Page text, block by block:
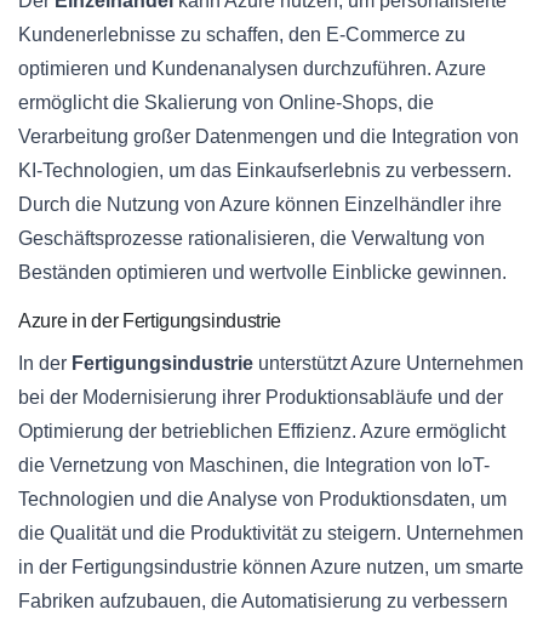
Kundenerlebnisse zu schaffen, den E-Commerce zu
optimieren und Kundenanalysen durchzuführen. Azure
ermöglicht die Skalierung von Online-Shops, die
Verarbeitung großer Datenmengen und die Integration von
KI-Technologien, um das Einkaufserlebnis zu verbessern.
Durch die Nutzung von Azure können Einzelhändler ihre
Geschäftsprozesse rationalisieren, die Verwaltung von
Beständen optimieren und wertvolle Einblicke gewinnen.
Azure in der Fertigungsindustrie
In der Fertigungsindustrie unterstützt Azure Unternehmen
bei der Modernisierung ihrer Produktionsabläufe und der
Optimierung der betrieblichen Effizienz. Azure ermöglicht
die Vernetzung von Maschinen, die Integration von IoT-
Technologien und die Analyse von Produktionsdaten, um
die Qualität und die Produktivität zu steigern. Unternehmen
in der Fertigungsindustrie können Azure nutzen, um smarte
Fabriken aufzubauen, die Automatisierung zu verbessern